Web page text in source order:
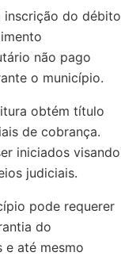
inscrição do débito
não pago
o município.
obtém título
de cobrança.
iniciados visando
judiciais.
pode requerer
do
e até mesmo